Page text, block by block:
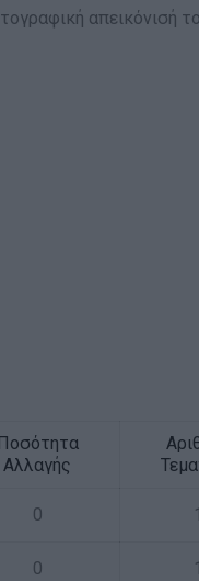
απεικόνισή
Ποσότητα
Αλλαγής
0 1
0 1